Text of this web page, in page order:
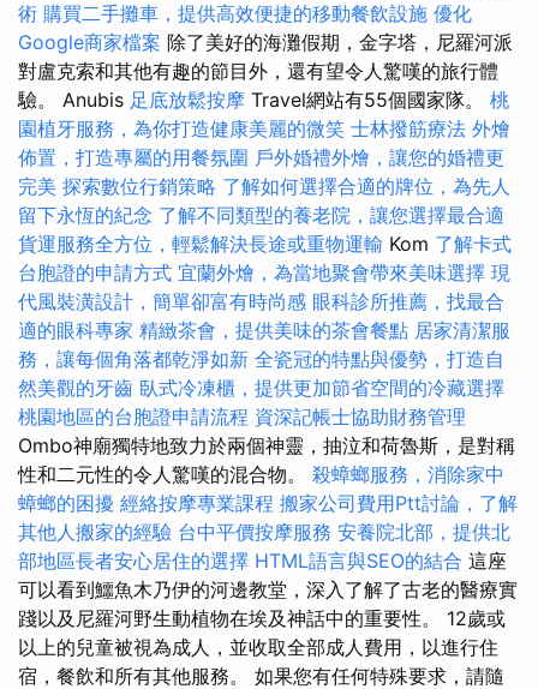
術 購買二手攤車，提供高效便捷的移動餐飲設施 優化
Google商家檔案 除了美好的海灘假期，金字塔，尼羅河派
對盧克索和其他有趣的節目外，還有望令人驚嘆的旅行體
驗。 Anubis 足底放鬆按摩 Travel網站有55個國家隊。 桃
園植牙服務，為你打造健康美麗的微笑 士林撥筋療法 外燴
佈置，打造專屬的用餐氛圍 戶外婚禮外燴，讓您的婚禮更
完美 探索數位行銷策略 了解如何選擇合適的牌位，為先人
留下永恆的紀念 了解不同類型的養老院，讓您選擇最合適
貨運服務全方位，輕鬆解決長途或重物運輸 Kom 了解卡式
台胞證的申請方式 宜蘭外燴，為當地聚會帶來美味選擇 現
代風裝潢設計，簡單卻富有時尚感 眼科診所推薦，找最合
適的眼科專家 精緻茶會，提供美味的茶會餐點 居家清潔服
務，讓每個角落都乾淨如新 全瓷冠的特點與優勢，打造自
然美觀的牙齒 臥式冷凍櫃，提供更加節省空間的冷藏選擇
桃園地區的台胞證申請流程 資深記帳士協助財務管理
Ombo神廟獨特地致力於兩個神靈，抽泣和荷魯斯，是對稱
性和二元性的令人驚嘆的混合物。 殺蟑螂服務，消除家中
蟑螂的困擾 經絡按摩專業課程 搬家公司費用Ptt討論，了解
其他人搬家的經驗 台中平價按摩服務 安養院北部，提供北
部地區長者安心居住的選擇 HTML語言與SEO的結合 這座
可以看到鱷魚木乃伊的河邊教堂，深入了解了古老的醫療實
踐以及尼羅河野生動植物在埃及神話中的重要性。 12歲或
以上的兒童被視為成人，並收取全部成人費用，以進行住
宿，餐飲和所有其他服務。 如果您有任何特殊要求，請隨